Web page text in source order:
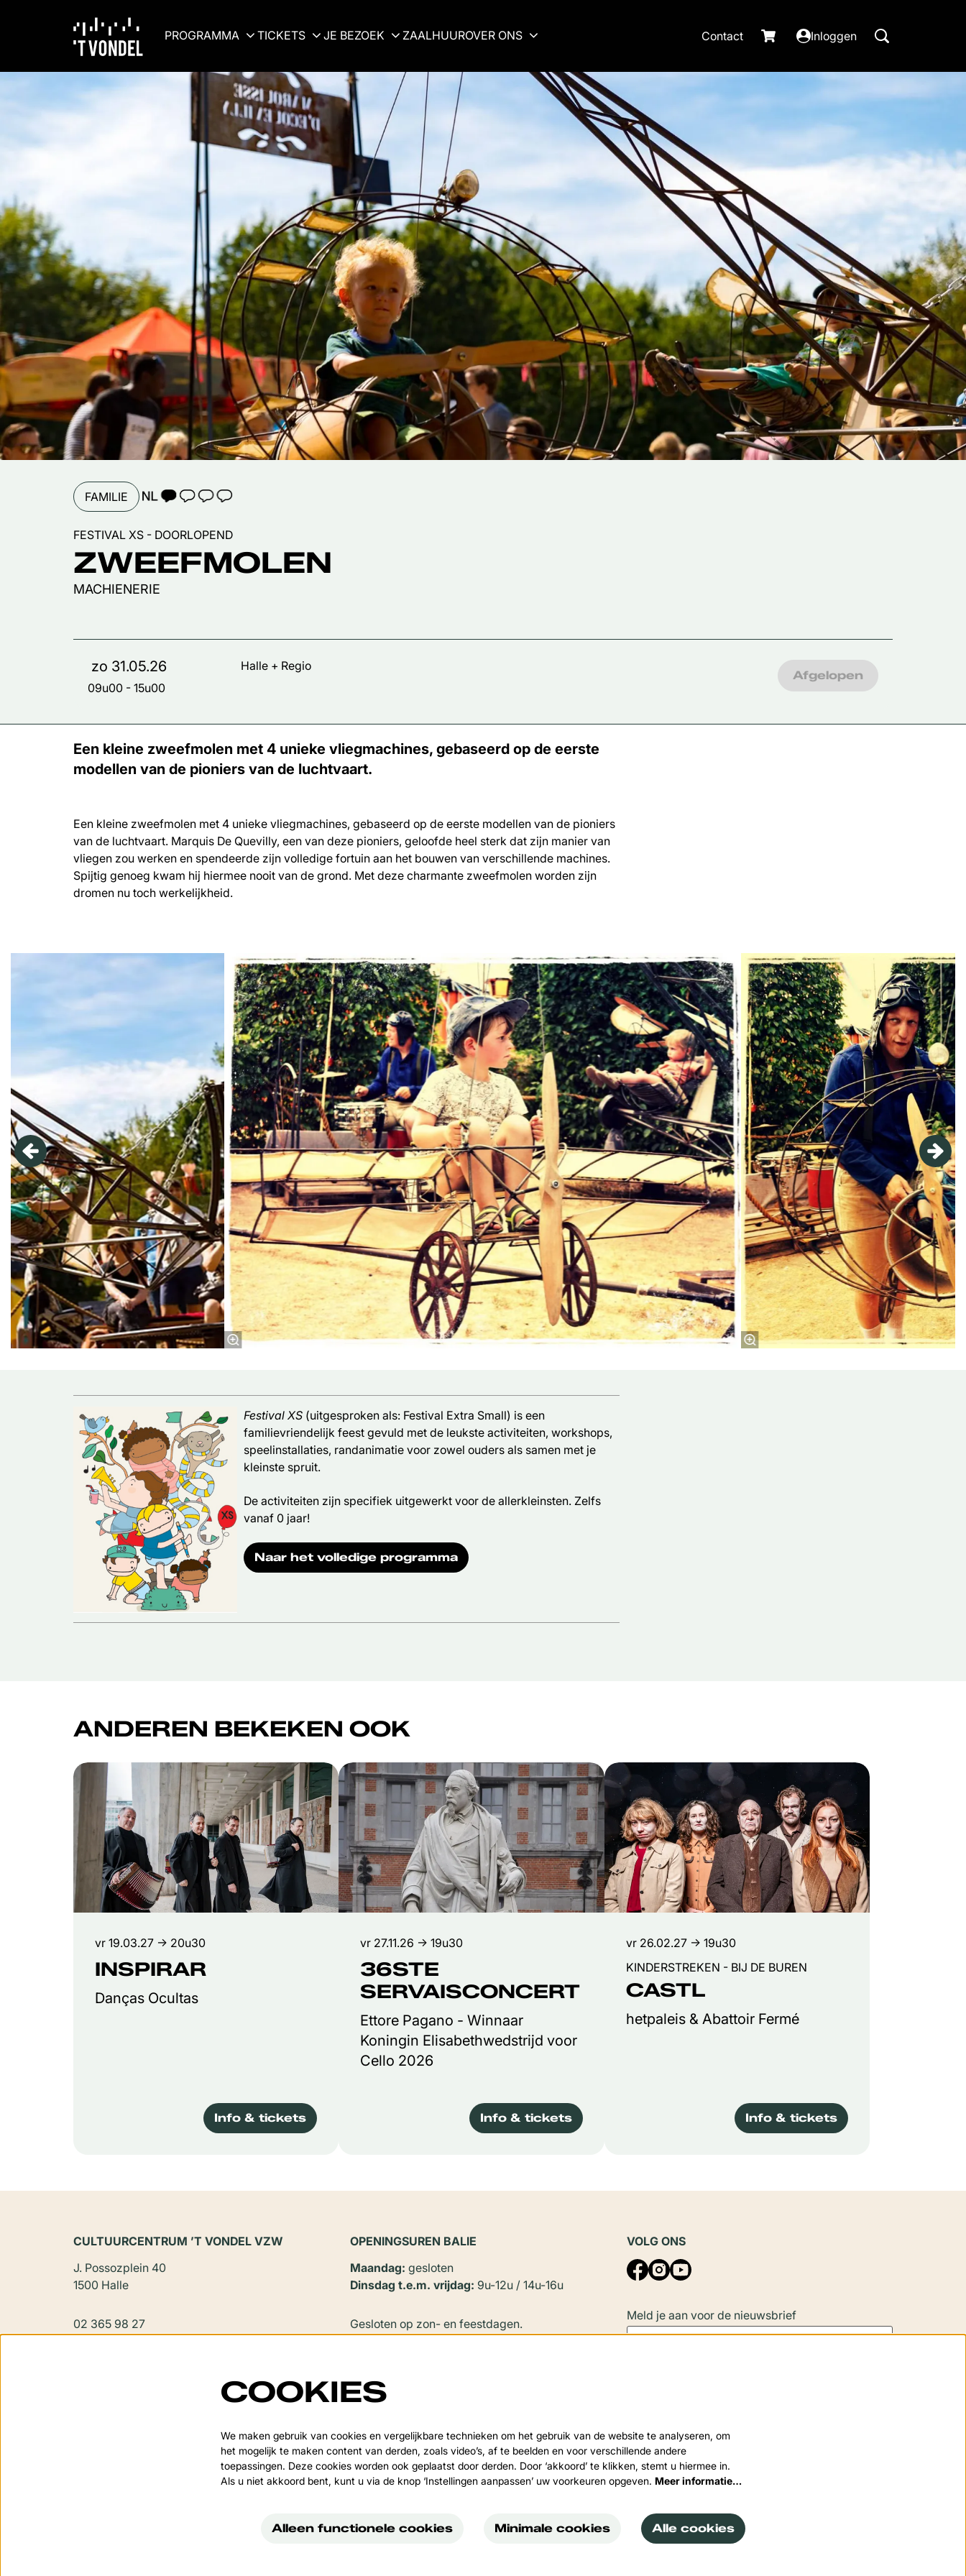
PROGRAMMA TICKETS JE BEZOEK ZAALHUUROVER ONS Contact Inloggen
FAMILIE TAALICOON 1
ZWEEFMOLEN
MACHIENERIE
FESTIVAL XS - DOORLOPEND
zo 31.05.26
09u00 - 15u00
Halle + Regio
Afgelopen
Een kleine zweefmolen met 4 unieke vliegmachines, gebaseerd op de eerste
modellen van de pioniers van de luchtvaart.
Een kleine zweefmolen met 4 unieke vliegmachines, gebaseerd op de eerste modellen van de pioniers
van de luchtvaart. Marquis De Quevilly, een van deze pioniers, geloofde heel sterk dat zijn manier van
vliegen zou werken en spendeerde zijn volledige fortuin aan het bouwen van verschillende machines.
Spijtig genoeg kwam hij hiermee nooit van de grond. Met deze charmante zweefmolen worden zijn
dromen nu toch werkelijkheid.
Festival XS(uitgesproken als: Festival Extra Small) is een
familievriendelijk feest gevuld met de leukste activiteiten, workshops,
speelinstallaties, randanimatie voor zowel ouders als samen met je
kleinste spruit.
De activiteiten zijn specifiek uitgewerkt voor de allerkleinsten. Zelfs
vanaf 0 jaar!
Naar het volledige programma
ANDEREN BEKEKEN OOK
Overslaan
INSPIRAR
Danças Ocultas
vr 19.03.27 → 20u30
Info & tickets
36STE
SERVAISCONCERT
Ettore Pagano - Winnaar
Koningin Elisabethwedstrijd voor
Cello 2026
vr 27.11.26 → 19u30
Info & tickets
CASTL
hetpaleis & Abattoir Fermé
KINDERSTREKEN - BIJ DE BUREN
vr 26.02.27 → 19u30
Info & tickets
CULTUURCENTRUM ’T VONDEL VZW
J. Possozplein 40
1500 Halle
02 365 98 27
OPENINGSUREN BALIE
Maandag: gesloten
Dinsdag t.e.m. vrijdag: 9u-12u / 14u-16u
Gesloten op zon- en feestdagen.
namiddagopeningen.
Van 20 juli tot en met 20 augustus en tijdens de
kerstvakantie.
VOLG ONS
Meld je aan voor de nieuwsbrief
Deze site wordt beschermd door reCAPTCHA, dataverwerking gebeurt in
overeenstemming met de Cloud Data Processing Addendum
COOKIES
We maken gebruik van cookies en vergelijkbare technieken om het gebruik van de website te analyseren, om
het mogelijk te maken content van derden, zoals video’s, af te beelden en voor verschillende andere
toepassingen. Deze cookies worden ook geplaatst door derden. Door ‘akkoord’ te klikken, stemt u hiermee in.
Als u niet akkoord bent, kunt u via de knop ‘Instellingen aanpassen’ uw voorkeuren opgeven. Meer informatie…
Alleen functionele cookies Minimale cookies Alle cookies